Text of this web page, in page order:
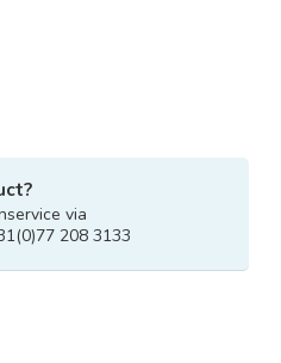
via
208 3133